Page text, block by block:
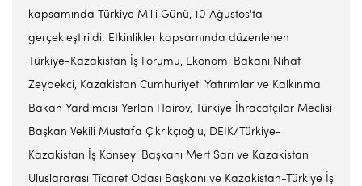
kapsamında Türkiye Milli Günü, 10 Ağustos'ta
gerçekleştirildi. Etkinlikler kapsamında düzenlenen
Türkiye-Kazakistan İş Forumu, Ekonomi Bakanı Nihat
Zeybekci, Kazakistan Cumhuriyeti Yatırımlar ve Kalkınma
Bakan Yardımcısı Yerlan Hairov, Türkiye İhracatçılar Meclisi
Başkan Vekili Mustafa Çıkrıkçıoğlu, DEİK/Türkiye-
Kazakistan İş Konseyi Başkanı Mert Sarı ve Kazakistan
Uluslararası Ticaret Odası Başkanı ve Kazakistan-Türkiye İş